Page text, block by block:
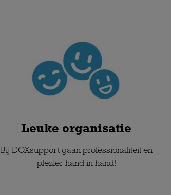
Leuke organisatie
Bij DOXsupport gaan professionaliteit en
plezier hand in hand!